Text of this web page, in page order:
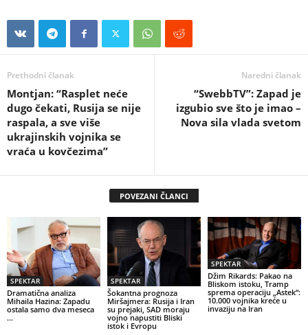
Prethodni članak
Montjan: “Rasplet neće
dugo čekati, Rusija se nije
raspala, a sve više
ukrajinskih vojnika se
vraća u kovčezima”
Naredni članak
“SwebbTV”: Zapad je
izgubio sve što je imao –
Nova sila vlada svetom
POVEZANI ČLANCI
SPEKTAR
Dramatična analiza
Mihaila Hazina: Zapadu
ostala samo dva meseca
…
SPEKTAR
Šokantna prognoza
Miršajmera: Rusija i Iran
su prejaki, SAD moraju
vojno napustiti Bliski
istok i Evropu
SPEKTAR
Džim Rikards: Pakao na
Bliskom istoku, Tramp
sprema operaciju „Astek“:
10.000 vojnika kreće u
invaziju na Iran